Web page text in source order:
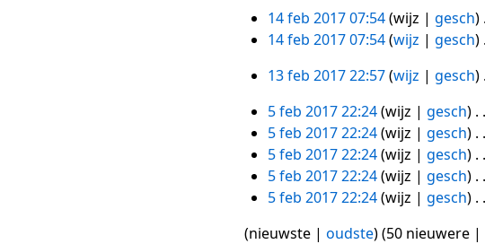
v
a
t
i
n
g
e
n
a
t
t
i
n
g
a
m
n
a
t
t
i
n
s
a
m
n
v
a
t
t
n
14
feb
2017
14 feb 2017 07:54 wijz gesch
G
e
n
b
e
w
e
k
14 feb 2017 07:54 wijz gesch
13
feb
2017
13 feb 2017 22:57 wijz gesch
5
feb
2017
5 feb 2017 22:24 wijz gesch
G
e
e
n
e
5 feb 2017 22:24 wijz gesch
G
e
e
b
5 feb 2017 22:24 wijz gesch
G
e
n
5 feb 2017 22:24 wijz gesch
G
e
5 feb 2017 22:24 wijz gesch
e
(nieuwste | oudste) (50 nieuwere |